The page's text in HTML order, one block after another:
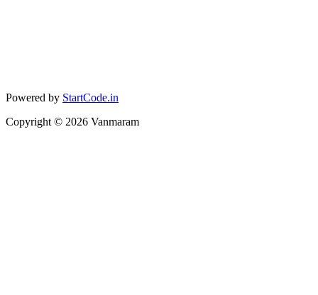
Powered by StartCode.in
Copyright © 2026 Vanmaram